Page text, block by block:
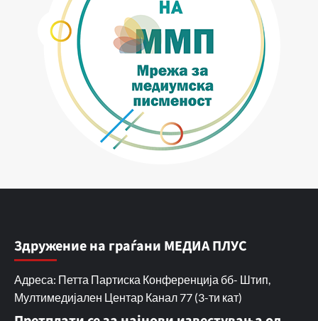
Здружение на граѓани МЕДИА ПЛУС
Адреса: Петта Партиска Конференција бб- Штип,
Мултимедијален Центар Канал 77 (3-ти кат)